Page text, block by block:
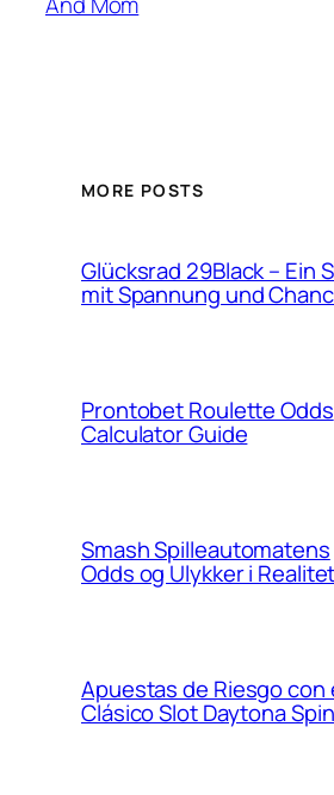
MORE POSTS
Glücksrad 29Black – Ein
mit Spannung und
Prontobet Roulette Odds
Calculator Guide
Smash Spilleautomatens
Odds og Ulykker i
Apuestas de Riesgo con
Clásico Slot Daytona Spin